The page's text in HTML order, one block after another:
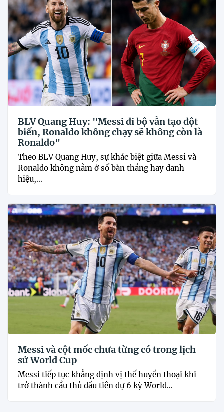
BLV Quang Huy: "Messi đi bộ vẫn tạo đột
biến, Ronaldo không chạy sẽ không còn là
Ronaldo"
Theo BLV Quang Huy, sự khác biệt giữa Messi và
Ronaldo không nằm ở số bàn thắng hay danh
hiệu,...
Messi và cột mốc chưa từng có trong lịch
sử World Cup
Messi tiếp tục khẳng định vị thế huyền thoại khi
trở thành cầu thủ đầu tiên dự 6 kỳ World...